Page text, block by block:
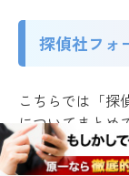
探偵社フォ
こちらでは「探
についてまとめ